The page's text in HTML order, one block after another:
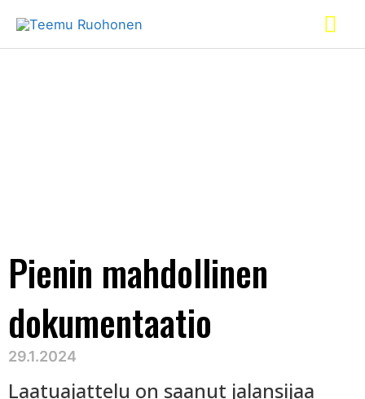
Pienin mahdollinen
dokumentaatio
29.1.2024
Laatuajattelu on saanut jalansijaa